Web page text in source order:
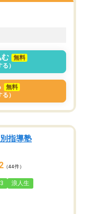
くなってきたようなので
む
無料
）
無料
）
指導塾
（44件）
浪人生